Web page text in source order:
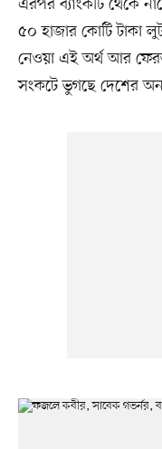
৫০ হাজার কোটি টাকা
নেওয়া এই অর্থ আর
সংকটে ভুগছে দেশের